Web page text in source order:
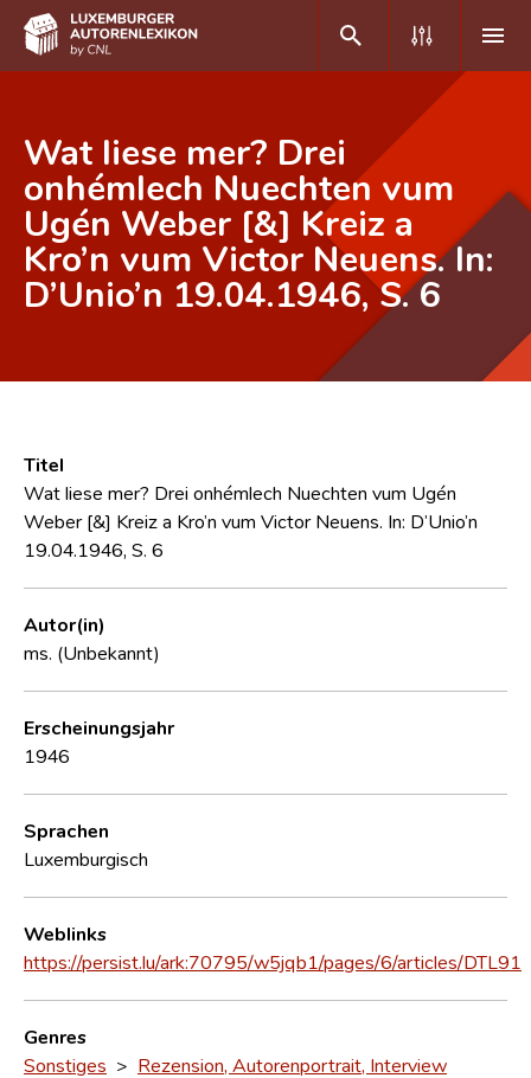
DE FR
Home
Autor(inn)en A-Z
Erweiterte Suche
Forschungsgruppe
Kontakt
Wat liese mer? Drei
onhémlech Nuechten vum
Ugén Weber [&] Kreiz a
Kro’n vum Victor Neuens. In:
D’Unio’n 19.04.1946, S. 6
Titel
Wat liese mer? Drei onhémlech Nuechten vum Ugén
Weber [&] Kreiz a Kro’n vum Victor Neuens. In: D’Unio’n
19.04.1946, S. 6
Autor(in)
ms. (Unbekannt)
Erscheinungsjahr
1946
Sprachen
Luxemburgisch
Weblinks
https://persist.lu/ark:70795/w5jqb1/pages/6/articles/DTL91
Genres
Sonstiges > Rezension, Autorenportrait, Interview